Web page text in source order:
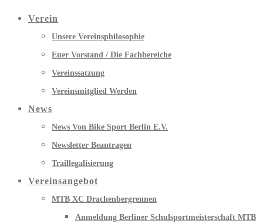
Verein
Unsere Vereinsphilosophie
Euer Vorstand / Die Fachbereiche
Vereinssatzung
Vereinsmitglied Werden
News
News Von Bike Sport Berlin E.V.
Newsletter Beantragen
Traillegalisierung
Vereinsangebot
MTB XC Drachenbergrennen
Anmeldung Berliner Schulsportmeisterschaft MTB